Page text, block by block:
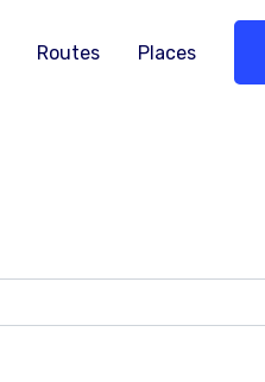
Routes Places